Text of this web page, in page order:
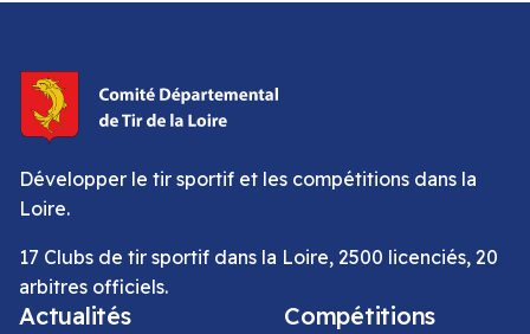
Développer le tir sportif et les compétitions dans la
Loire.
17 Clubs de tir sportif dans la Loire, 2500 licenciés, 20
arbitres officiels.
Actualités Compétitions